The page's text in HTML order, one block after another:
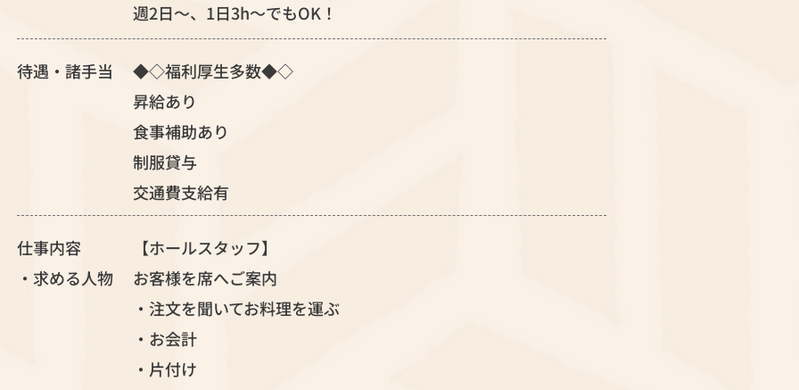
週2日～、1日3h～でもOK！
待遇・諸手当
◆◇福利厚生多数◆◇
昇給あり
食事補助あり
制服貸与
交通費支給有
仕事内容
・求める人物
【ホールスタッフ】
お客様を席へご案内
・注文を聞いてお料理を運ぶ
・お会計
・片付け